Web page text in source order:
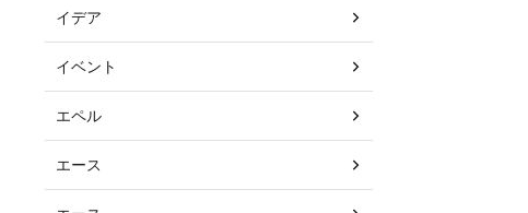
イデア
イベント
エペル
エース